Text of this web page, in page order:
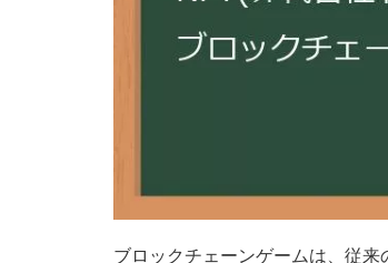
ブロックチェーンゲームは、従来